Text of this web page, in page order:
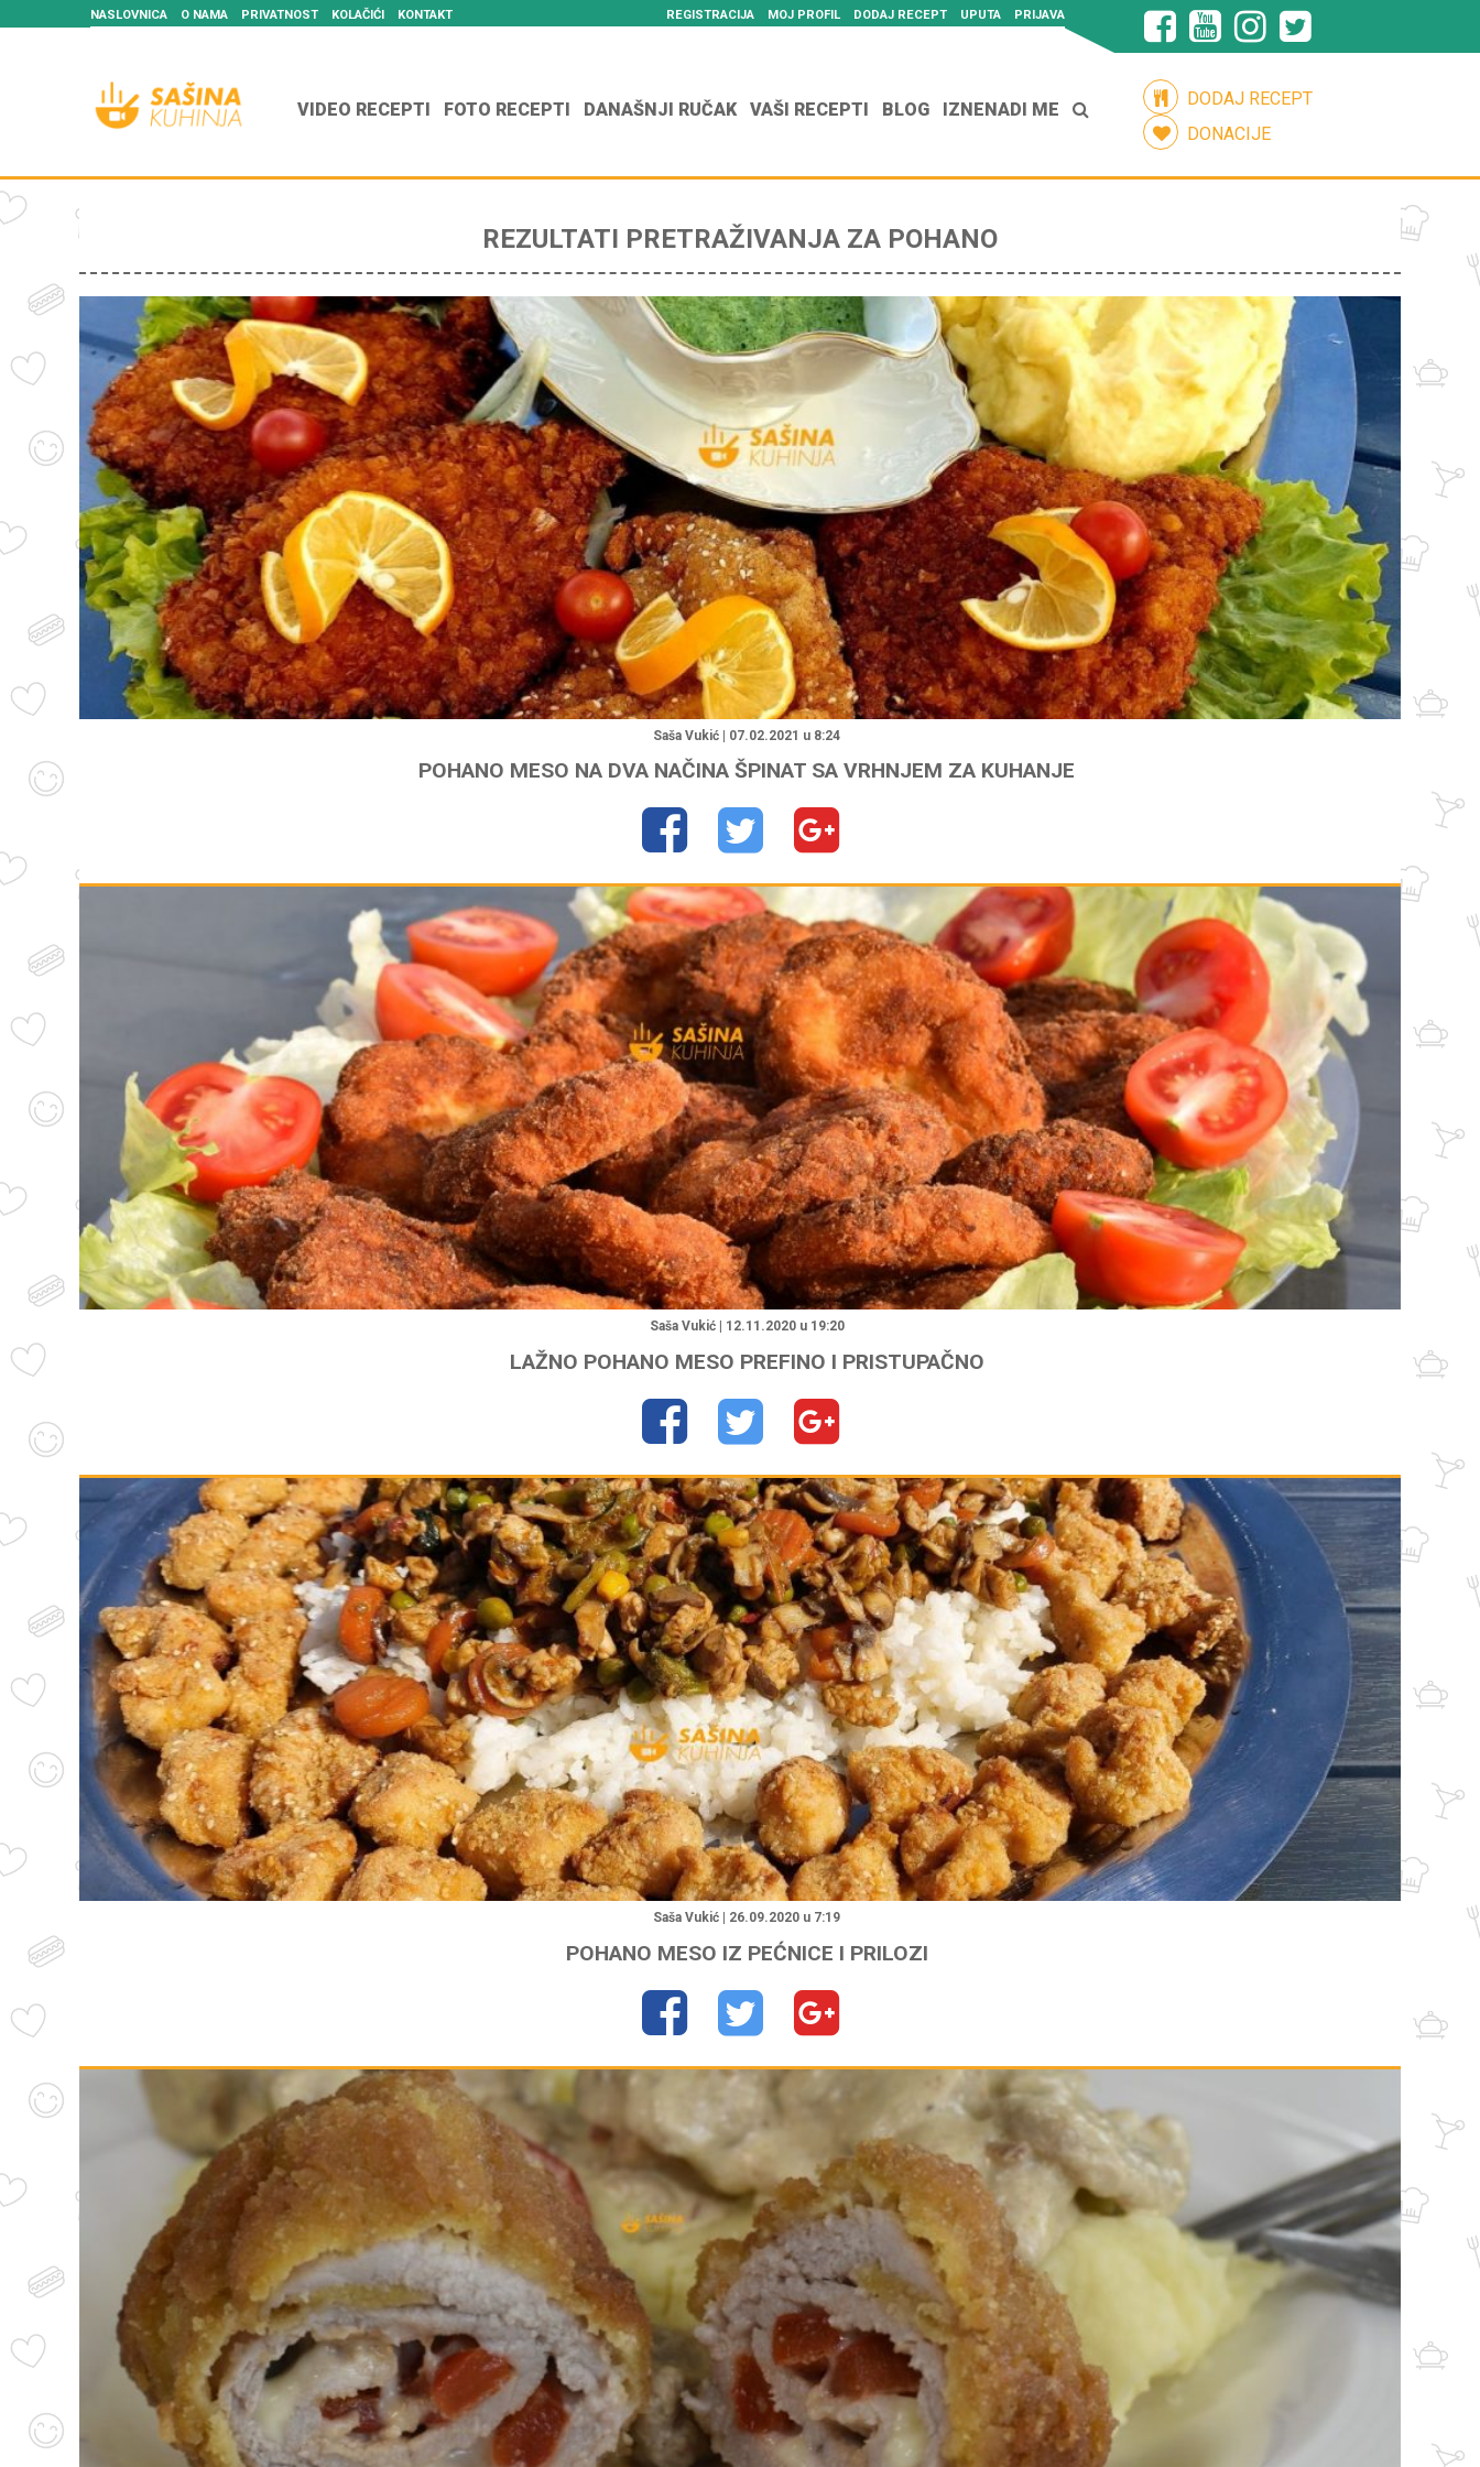
NASLOVNICA O NAMA PRIVATNOST KOLAČIĆI KONTAKT REGISTRACIJA MOJ PROFIL DODAJ RECEPT UPUTA PRIJAVA
VIDEO RECEPTI FOTO RECEPTI DANAŠNJI RUČAK VAŠI RECEPTI BLOG IZNENADI ME
DODAJ RECEPT
DONACIJE
REZULTATI PRETRAŽIVANJA ZA POHANO
"
Saša Vukić | 07.02.2021 u 8:24
POHANO MESO NA DVA NAČINA ŠPINAT SA VRHNJEM ZA KUHANJE
"
Saša Vukić | 12.11.2020 u 19:20
LAŽNO POHANO MESO PREFINO I PRISTUPAČNO
"
Saša Vukić | 26.09.2020 u 7:19
POHANO MESO IZ PEĆNICE I PRILOZI